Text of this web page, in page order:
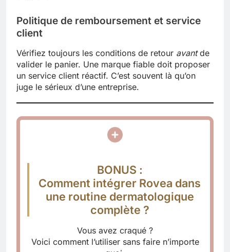
Politique de remboursement et service
client
Vérifiez toujours les conditions de retour avantde
valider le panier. Une marque fiable doit proposer
un service client réactif. C’est souvent là qu’on
juge le sérieux d’une entreprise.
BONUS :
Comment intégrer Rovea dans
une routine dermatologique
complète ?
Vous avez craqué ?
Voici comment l’utiliser sans faire n’importe